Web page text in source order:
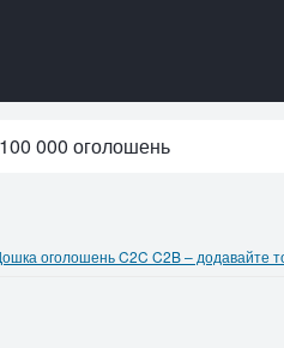
000 оголошень
оголошень C2C C2B – додавайте